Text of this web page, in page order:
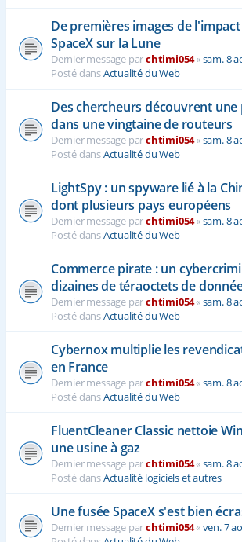
De premières images de
SpaceX sur la Lune
Dernier message parchtimi054«sam. 8
Posté dansActualité du Web
Des chercheurs découvrent
dans une vingtaine de routeurs
Dernier message parchtimi054«sam. 8
Posté dansActualité du Web
LightSpy : un spyware lié à la
dont plusieurs pays européens
Dernier message parchtimi054«sam. 8
Posté dansActualité du Web
Commerce pirate : un
dizaines de téraoctets de
Dernier message parchtimi054«sam. 8
Posté dansActualité du Web
Cybernox multiplie les
en France
Dernier message parchtimi054«sam. 8
Posté dansActualité du Web
FluentCleaner Classic nettoie
une usine à gaz
Dernier message parchtimi054«sam. 8
Posté dansActualité logiciels et autres
Une fusée SpaceX s'est bien
Dernier message parchtimi054«ven. 7